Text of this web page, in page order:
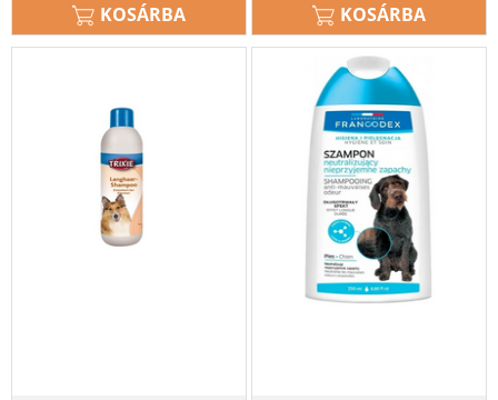
KOSÁRBA KOSÁRBA